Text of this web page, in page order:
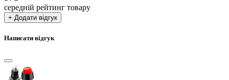
середній рейтинг товару
+ Додати відгук
Написати відгук